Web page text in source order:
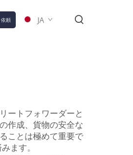
依頼 JA
ートフォワーダーと
作成、貨物の安全な
ことは極めて重要で
ます。